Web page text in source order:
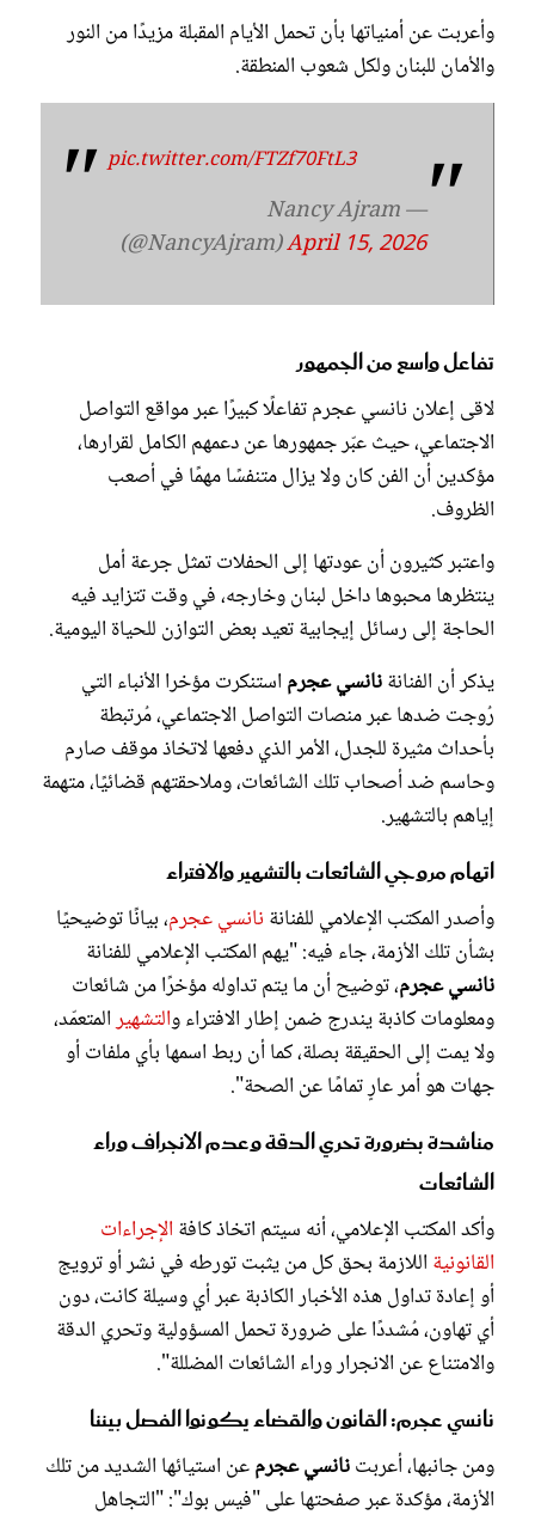
وأعربت عن أمنياتها بأن تحمل الأيام المقبلة مزيدًا من النور
والأمان للبنان ولكل شعوب المنطقة.
pic.twitter.com/FTZf70FtL3
— Nancy Ajram
(@NancyAjram)April 15, 2026
تفاعل واسع من الجمهور
لاقى إعلان نانسي عجرم تفاعلًا كبيرًا عبر مواقع التواصل
الاجتماعي، حيث عبّر جمهورها عن دعمهم الكامل لقرارها،
مؤكدين أن الفن كان ولا يزال متنفسًا مهمًا في أصعب
الظروف.
واعتبر كثيرون أن عودتها إلى الحفلات تمثل جرعة أمل
ينتظرها محبوها داخل لبنان وخارجه، في وقت تتزايد فيه
الحاجة إلى رسائل إيجابية تعيد بعض التوازن للحياة اليومية.
يذكر أن الفنانةنانسي عجرم استنكرت مؤخرا الأنباء التي
رُوجت ضدها عبر منصات التواصل الاجتماعي، مُرتبطة
بأحداث مثيرة للجدل، الأمر الذي دفعها لاتخاذ موقف صارم
وحاسم ضد أصحاب تلك الشائعات، وملاحقتهم قضائيًا، متهمة
إياهم بالتشهير.
اتهام مروجي الشائعات بالتشهير والافتراء
وأصدر المكتب الإعلامي للفنانة نانسي عجرم، بيانًا توضيحيًا
بشأن تلك الأزمة، جاء فيه: "يهم المكتب الإعلامي للفنانة
نانسي عجرم، توضيح أن ما يتم تداوله مؤخرًا من شائعات
ومعلومات كاذبة يندرج ضمن إطار الافتراء والتشهيرالمتعمّد،
ولا يمت إلى الحقيقة بصلة، كما أن ربط اسمها بأي ملفات أو
جهات هو أمر عارٍ تمامًا عن الصحة".
مناشدة بضرورة تحري الدقة وعدم الانجراف وراء
الشائعات
وأكد المكتب الإعلامي، أنه سيتم اتخاذ كافة الإجراءات
القانونية اللازمة بحق كل من يثبت تورطه في نشر أو ترويج
أو إعادة تداول هذه الأخبار الكاذبة عبر أي وسيلة كانت، دون
أي تهاون، مُشددًا على ضرورة تحمل المسؤولية وتحري الدقة
والامتناع عن الانجرار وراء الشائعات المضللة".
نانسي عجرم: القانون والقضاء يكونوا الفصل بيننا
ومن جانبها، أعربتنانسي عجرمعن استيائها الشديد من تلك
الأزمة، مؤكدة عبر صفحتها على "فيس بوك": "التجاهل